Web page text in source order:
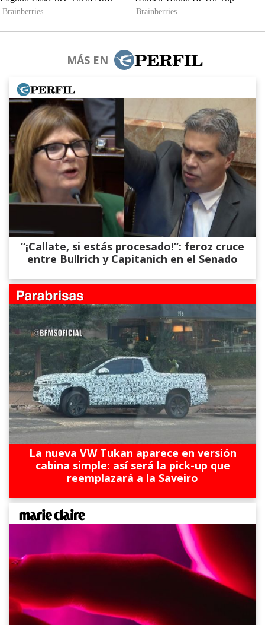
MÁS EN
“¡Callate, si estás procesado!”: feroz cruce
entre Bullrich y Capitanich en el Senado
La nueva VW Tukan aparece en versión
cabina simple: así será la pick-up que
reemplazará a la Saveiro